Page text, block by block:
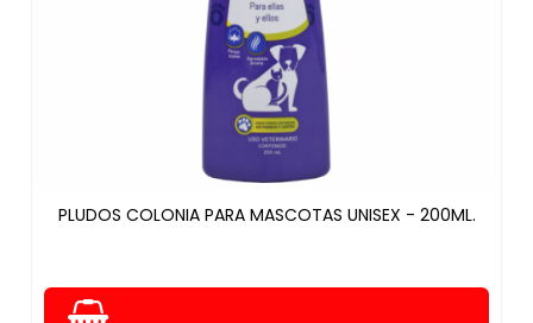
PLUDOS COLONIA PARA MASCOTAS UNISEX - 200ML.